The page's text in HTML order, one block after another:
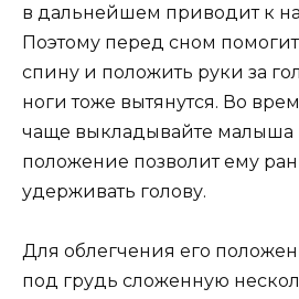
в дальнейшем приводит к
Поэтому перед сном
спину и положить руки за
ноги тоже вытянутся. Во
чаще выкладывайте малыша
положение позволит ему
удерживать голову.
Для облегчения его
под грудь сложенную